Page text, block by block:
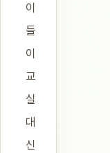
이
들
이
교
실
대
신